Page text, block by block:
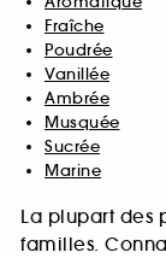
Fraîche
Poudrée
Vanillée
Ambrée
Musquée
Sucrée
Marine
La plupart des
familles.